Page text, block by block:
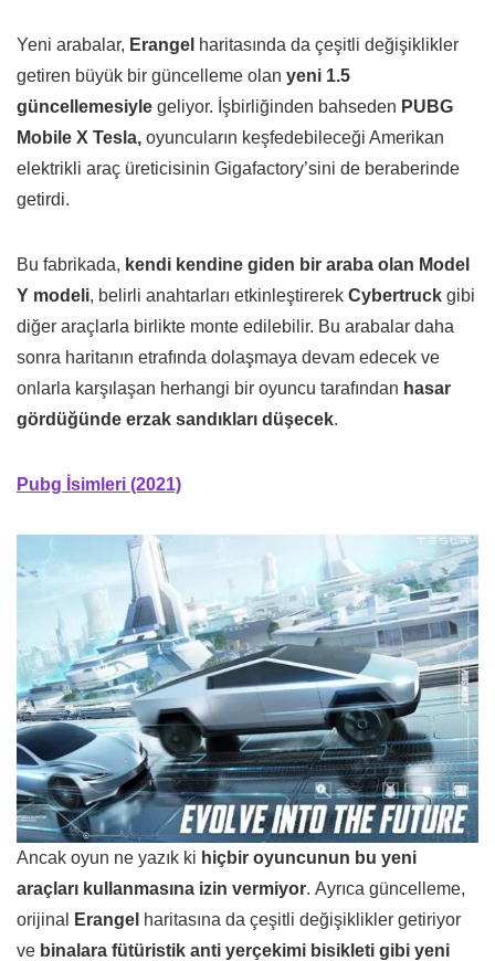
Yeni arabalar, Erangel haritasında da çeşitli değişiklikler
getiren büyük bir güncelleme olan yeni 1.5
güncellemesiyle geliyor. İşbirliğinden bahseden PUBG
Mobile X Tesla, oyuncuların keşfedebileceği Amerikan
elektrikli araç üreticisinin Gigafactory’sini de beraberinde
getirdi.
Bu fabrikada, kendi kendine giden bir araba olan Model
Y modeli, belirli anahtarları etkinleştirerek Cybertruck gibi
diğer araçlarla birlikte monte edilebilir. Bu arabalar daha
sonra haritanın etrafında dolaşmaya devam edecek ve
onlarla karşılaşan herhangi bir oyuncu tarafından hasar
gördüğünde erzak sandıkları düşecek.
Pubg İsimleri (2021)
Ancak oyun ne yazık ki hiçbir oyuncunun bu yeni
araçları kullanmasına izin vermiyor. Ayrıca güncelleme,
orijinal
Erangel haritasına da çeşitli değişiklikler getiriyor
ve binalara fütüristik anti yerçekimi bisikleti gibi yeni